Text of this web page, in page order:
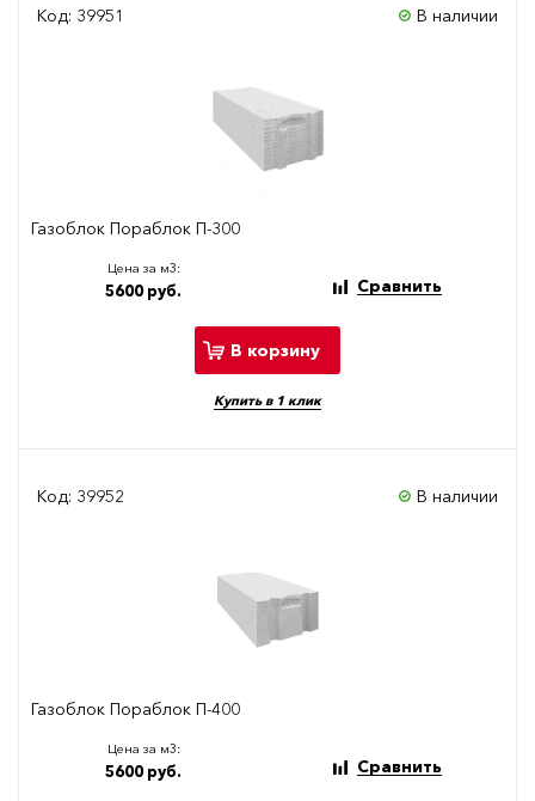
Код: 39951 В наличии
Газоблок Пораблок П-300
Цена за м3:
5600 руб. Сравнить
В корзину
Купить в 1 клик
Код: 39952 В наличии
Газоблок Пораблок П-400
Цена за м3:
5600 руб. Сравнить